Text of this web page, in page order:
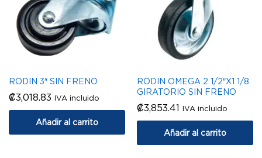
RODIN 3″ SIN FRENO
₡3,018.83 IVA incluido
Añadir al carrito
RODIN OMEGA 2 1/2″X1 1/8
GIRATORIO SIN FRENO
₡3,853.41 IVA incluido
Añadir al carrito